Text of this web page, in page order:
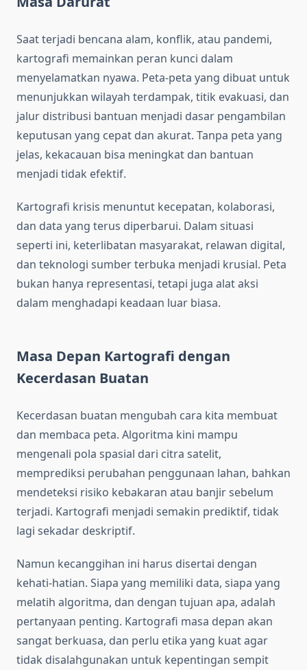
Saat terjadi bencana alam, konflik, atau pandemi,
kartografi memainkan peran kunci dalam
menyelamatkan nyawa. Peta-peta yang dibuat untuk
menunjukkan wilayah terdampak, titik evakuasi, dan
jalur distribusi bantuan menjadi dasar pengambilan
keputusan yang cepat dan akurat. Tanpa peta yang
jelas, kekacauan bisa meningkat dan bantuan
menjadi tidak efektif.
Kartografi krisis menuntut kecepatan, kolaborasi,
dan data yang terus diperbarui. Dalam situasi
seperti ini, keterlibatan masyarakat, relawan digital,
dan teknologi sumber terbuka menjadi krusial. Peta
bukan hanya representasi, tetapi juga alat aksi
dalam menghadapi keadaan luar biasa.
Masa Depan Kartografi dengan
Kecerdasan Buatan
Kecerdasan buatan mengubah cara kita membuat
dan membaca peta. Algoritma kini mampu
mengenali pola spasial dari citra satelit,
memprediksi perubahan penggunaan lahan, bahkan
mendeteksi risiko kebakaran atau banjir sebelum
terjadi. Kartografi menjadi semakin prediktif, tidak
lagi sekadar deskriptif.
Namun kecanggihan ini harus disertai dengan
kehati-hatian. Siapa yang memiliki data, siapa yang
melatih algoritma, dan dengan tujuan apa, adalah
pertanyaan penting. Kartografi masa depan akan
sangat berkuasa, dan perlu etika yang kuat agar
tidak disalahgunakan untuk kepentingan sempit